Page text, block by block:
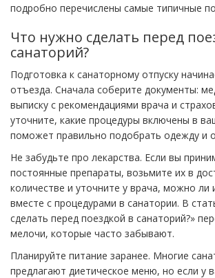
подробно перечислены самые типичные
Что нужно сделать перед
санаторий?
Подготовка к санаторному отпуску
отъезда. Сначала соберите документы:
выписку с рекомендациями врача и
уточните, какие процедуры включены в
поможет правильно подобрать одежду и
Не забудьте про лекарства. Если вы
постоянные препараты, возьмите их в
количестве и уточните у врача, можно ли
вместе с процедурами в санатории. В
сделать перед поездкой в санаторий?»
мелочи, которые часто забывают.
Планируйте питание заранее. Многие
предлагают диетическое меню, но если у